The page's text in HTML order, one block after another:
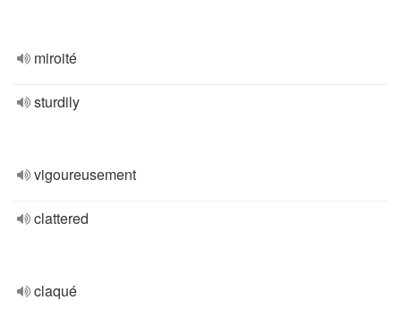
miroité
sturdily
vigoureusement
clattered
claqué